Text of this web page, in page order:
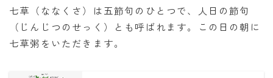
七草（ななくさ）は五節句のひとつで、人日の節句
（じんじつのせっく）とも呼ばれます。この日の朝に
七草粥をいただきます。